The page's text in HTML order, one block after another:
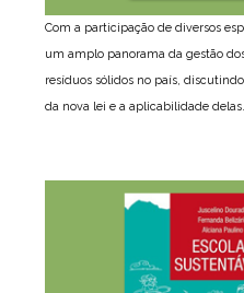
Com a participação de diversos
um amplo panorama da gestão
resíduos sólidos no país,
da nova lei e a aplicabilidade delas.